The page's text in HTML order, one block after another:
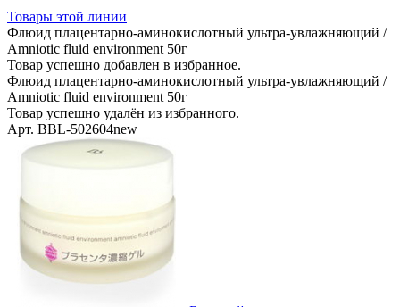
Товары этой линии
Флюид плацентарно-аминокислотный ультра-увлажняющий /
Amniotic fluid environment 50г
Товар успешно добавлен в избранное.
Флюид плацентарно-аминокислотный ультра-увлажняющий /
Amniotic fluid environment 50г
Товар успешно удалён из избранного.
Арт. BBL-502604new